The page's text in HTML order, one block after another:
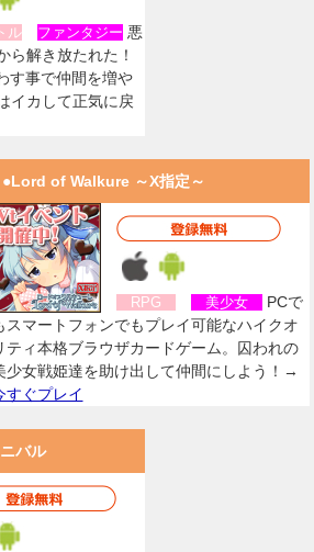
ル ファンタジー 悪
ら解き放たれた！
す事で仲間を増や
イカして正気に戻
●Lord of Walkure ～X指定～
RPG 美少女
PCで
スマートフォンでもプレイ可能なハイクオ
ティ本格ブラウザカードゲーム。囚われの
少女戦姫達を助け出して仲間にしよう！→
すぐプレイ
バル